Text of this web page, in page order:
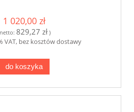
1 020,00 zł
829,27 zł)
VAT, bez kosztów dostawy
do koszyka